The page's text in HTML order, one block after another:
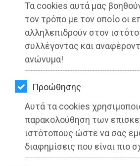
Τα cookies αυτά μας
τον τρόπο με τον οποίο οι
αλληλεπιδρούν στον
συλλέγοντας και
ανώνυμα!
Προώθησης
Αυτά τα cookies
παρακολούθηση των
ιστότοπους ώστε να σας
διαφημίσεις που είναι πιο
ΤΑΞΙΔΙΑ
ΕΞΟΔΟΣ
ΠΕΡΙΒΑΛΛΟΝ
ΚΑΤΟΙΚΙΔΙΟ
ΑΓΓΕΛΙΕΣ
ΕΦΗΜΕΡΙΔΕΣ
OΔΗΓΟΣ
ΑΓΟΡΑΣ
Αντιμετώπιση
τους ναυαγοσώστες
Μαραθώνος
Διαβάστηκε 3462 φορές
27-05-2025
Από τo